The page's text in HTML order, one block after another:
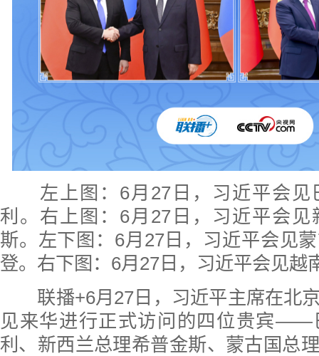
左上图：6月27日，习近平会见
利。右上图：6月27日，习近平会见
斯。左下图：6月27日，习近平会见
登。右下图：6月27日，习近平会见越
联播+6月27日，习近平主席在北
见来华进行正式访问的四位贵宾——
利、新西兰总理希普金斯、蒙古国总